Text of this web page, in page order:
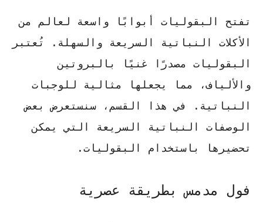
تفتح البقوليات أبوابًا واسعة لعالم من
الأكلات النباتية السريعة والسهلة. تُعتبر
البقوليات مصدرًا غنيًا بالبروتين
والألياف، مما يجعلها مثالية للوجبات
النباتية. في هذا القسم، سنستعرض بعض
الوصفات النباتية السريعة التي يمكن
تحضيرها باستخدام البقوليات.
فول مدمس بطريقة عصرية